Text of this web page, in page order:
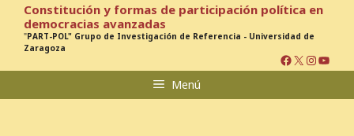
Constitución y formas de participación política en
democracias avanzadas
"PART-POL" Grupo de Investigación de Referencia - Universidad de
Zaragoza
Facebook
X
Menú